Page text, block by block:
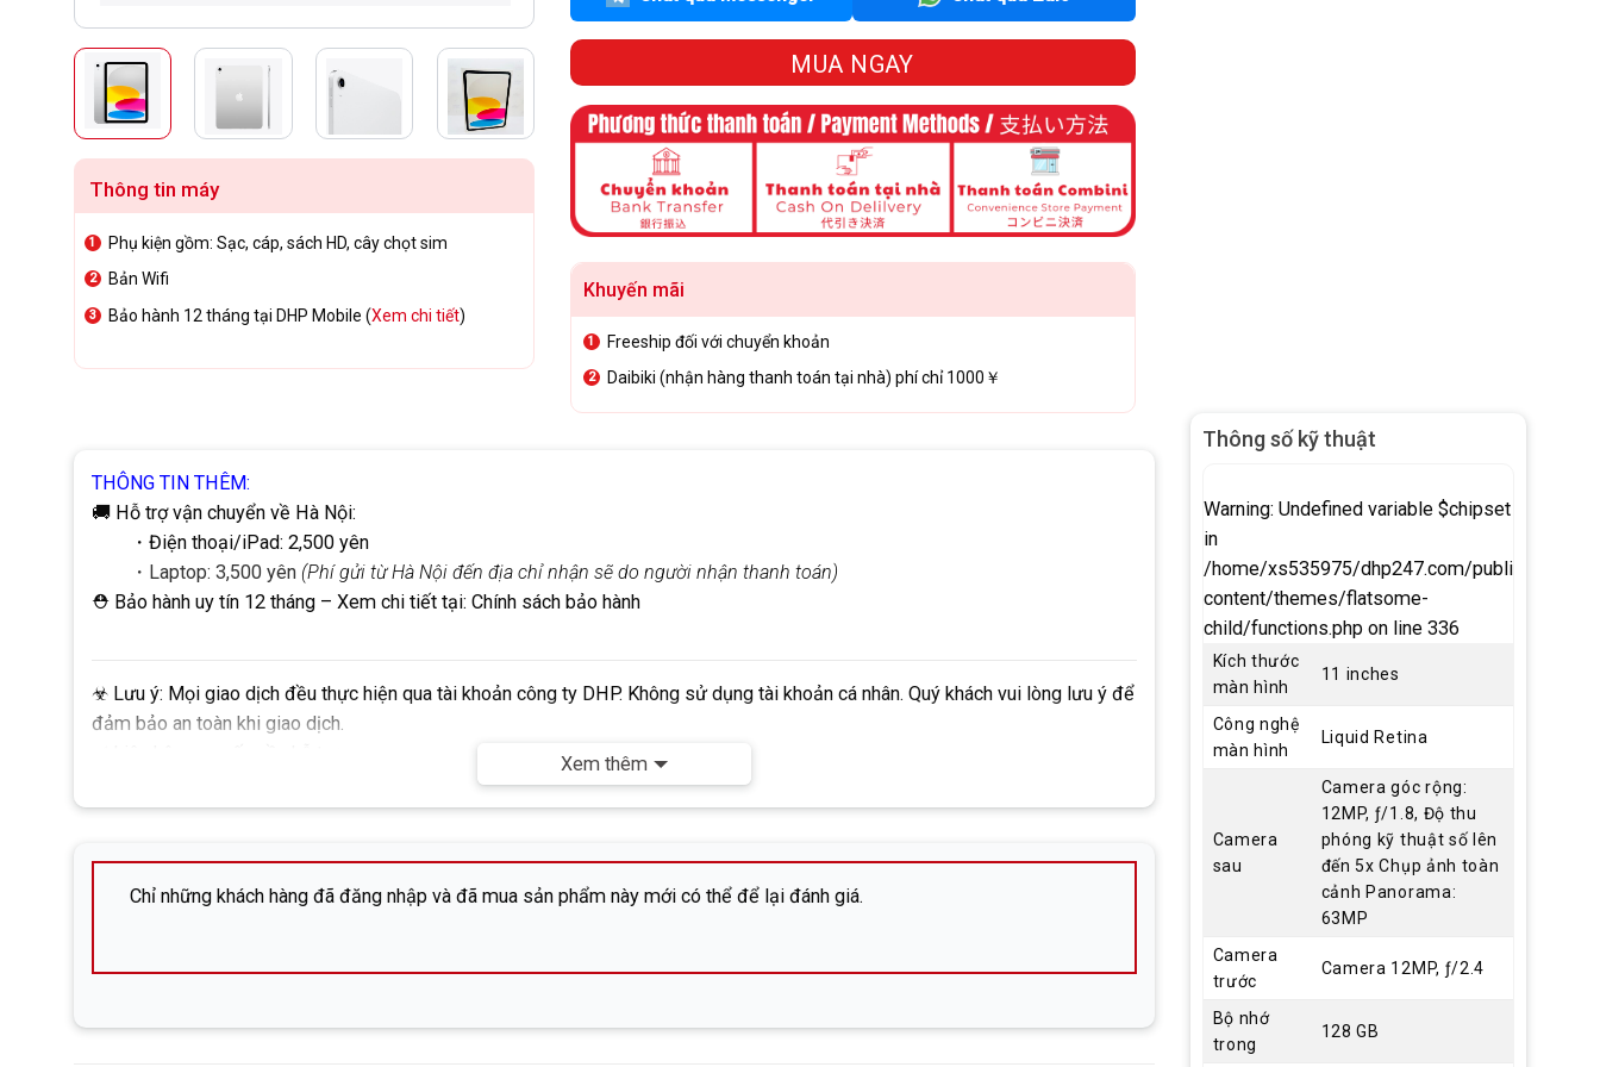
Thông tin máy
Phụ kiện gồm: Sạc, cáp, sách HD, cây chọt sim
Bản Wifi
Bảo hành 12 tháng tại DHP Mobile (Xem chi tiết)
MUA NGAY
Khuyến mãi
Freeship đối với chuyển khoản
Daibiki (nhận hàng thanh toán tại nhà) phí chỉ 1000￥
THÔNG TIN THÊM:
🚚 Hỗ trợ vận chuyển về Hà Nội:
・Điện thoại/iPad: 2,500 yên
・Laptop: 3,500 yên (Phí gửi từ Hà Nội đến địa chỉ nhận sẽ do người nhận thanh toán)
⛑ Bảo hành uy tín 12 tháng – Xem chi tiết tại: Chính sách bảo hành
☣ Lưu ý: Mọi giao dịch đều thực hiện qua tài khoản công ty DHP. Không sử dụng tài khoản cá nhân. Quý khách vui lòng lưu ý để
đảm bảo an toàn khi giao dịch.
株式会社DHP (Công ty cổ phần DHP)
SĐT:082-576-4715 (Mr. Đông)
Zalo:
Xem thêm
Chỉ những khách hàng đã đăng nhập và đã mua sản phẩm này mới có thể để lại đánh giá.
Thông số kỹ thuật
Warning: Undefined variable $chipset
in
/home/xs535975/dhp247.com/public_html/
content/themes/flatsome-
child/functions.phpon line 336
Kích thước
màn hình
11 inches
Công nghệ
màn hình
Liquid Retina
Camera
sau
Camera góc rộng:
12MP, ƒ/1.8, Độ thu
phóng kỹ thuật số lên
đến 5x Chụp ảnh toàn
cảnh Panorama:
63MP
Camera
trước
Camera 12MP, ƒ/2.4
Bộ nhớ
trong
128 GB